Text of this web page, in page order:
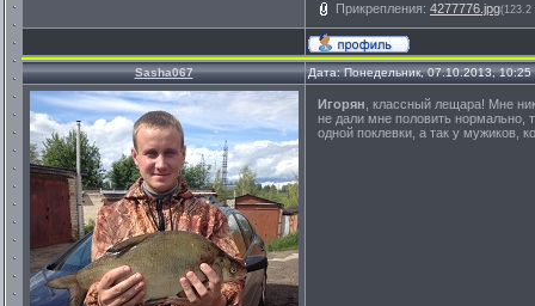
Прикрепления: 4277776.jpg(123.2
Sasha067 Дата: Понедельник, 07.10.2013,
Игорян , классный лещара! Мне
не дали мне половить нормально,
одной поклевки, а так у мужиков,